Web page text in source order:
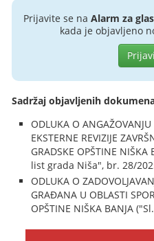
Prijavite se na Alarm za
kada je objavljeno
Sadržaj objavljenih
ODLUKA O ANGAŽOVANJU
EKSTERNE REVIZIJE
GRADSKE OPŠTINE
list grada Niša", br. 28/
ODLUKA O
GRAĐANA U OBLASTI
OPŠTINE NIŠKA BANJA